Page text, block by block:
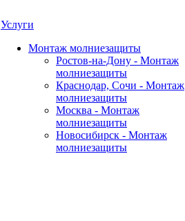
Услуги
Монтаж молниезащиты
Ростов-на-Дону - Монтаж
молниезащиты
Краснодар, Сочи - Монтаж
молниезащиты
Москва - Монтаж
молниезащиты
Новосибирск - Монтаж
молниезащиты